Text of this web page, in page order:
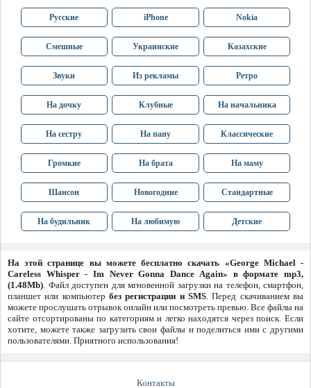
Русские iPhone Nokia
Смешные Украинские Казахские
Звуки Из рекламы Ретро
На дочку Клубные На начальника
На сестру На папу Классические
Громкие На брата На маму
Шансон Новогодние Стандартные
На будильник На любимую Детские
На этой странице вы можете бесплатно скачать «George Michael -
Careless Whisper - Im Never Gonna Dance Again» в формате mp3,
(1.48Mb). Файл доступен для мгновенной загрузки на телефон, смартфон,
планшет или компьютер без регистрации и SMS. Перед скачиванием вы
можете прослушать отрывок онлайн или посмотреть превью. Все файлы на
сайте отсортированы по категориям и легко находятся через поиск. Если
хотите, можете также загрузить свои файлы и поделиться ими с другими
пользователями. Приятного использования!
Контакты